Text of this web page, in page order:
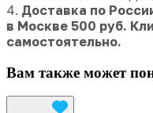
4. Доставка по
в Москве 500 руб.
самостоятельно.
Вам также может